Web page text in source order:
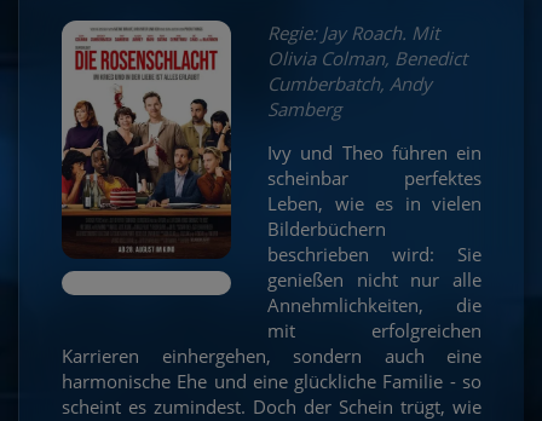
Regie: Jay Roach. Mit
Olivia Colman, Benedict
Cumberbatch, Andy
Samberg
Ivy und Theo führen ein
scheinbar perfektes
Leben, wie es in vielen
Bilderbüchern
beschrieben wird: Sie
genießen nicht nur alle
Annehmlichkeiten, die
mit erfolgreichen
Karrieren einhergehen, sondern auch eine
harmonische Ehe und eine glückliche Familie - so
scheint es zumindest. Doch der Schein trügt, wie